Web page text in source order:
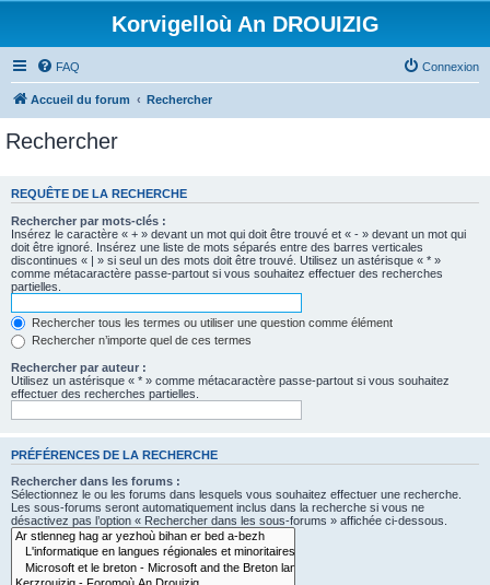
Korvigelloù An DROUIZIG
FAQ Connexion
Accueil du forum Rechercher
Rechercher
REQUÊTE DE LA RECHERCHE
Rechercher par mots-clés :
Insérez le caractère « + » devant un mot qui doit être trouvé et « - » devant un mot qui
doit être ignoré. Insérez une liste de mots séparés entre des barres verticales
discontinues « | » si seul un des mots doit être trouvé. Utilisez un astérisque « * »
comme métacaractère passe-partout si vous souhaitez effectuer des recherches
partielles.
Rechercher tous les termes ou utiliser une question comme élément
Rechercher n’importe quel de ces termes
Rechercher par auteur :
Utilisez un astérisque « * » comme métacaractère passe-partout si vous souhaitez
effectuer des recherches partielles.
PRÉFÉRENCES DE LA RECHERCHE
Rechercher dans les forums :
Sélectionnez le ou les forums dans lesquels vous souhaitez effectuer une recherche.
Les sous-forums seront automatiquement inclus dans la recherche si vous ne
désactivez pas l’option « Rechercher dans les sous-forums » affichée ci-dessous.